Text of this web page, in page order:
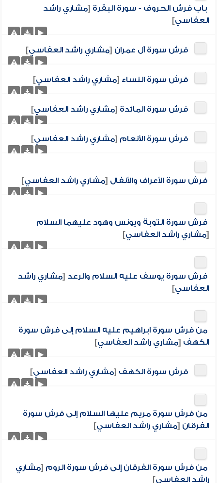
باب فرش الحروف - سورة البقرة [مشاري راشد
العفاسي]
فرش سورة آل عمران [مشاري راشد العفاسي]
فرش سورة النساء [مشاري راشد العفاسي]
فرش سورة المائدة [مشاري راشد العفاسي]
فرش سورة الأنعام [مشاري راشد العفاسي]
فرش سورة الأعراف والأنفال [مشاري راشد العفاسي]
فرش سورة التوبة ويونس وهود عليهما السلام
[مشاري راشد العفاسي]
فرش سورة يوسف عليه السلام والرعد [مشاري راشد
العفاسي]
من فرش سورة ابراهيم عليه السلام إلى فرش سورة
الكهف [مشاري راشد العفاسي]
فرش سورة الكهف [مشاري راشد العفاسي]
من فرش سورة مريم عليها السلام إلى فرش سورة
الفرقان [مشاري راشد العفاسي]
من فرش سورة الفرقان إلى فرش سورة الروم [مشاري
راشد العفاسي]